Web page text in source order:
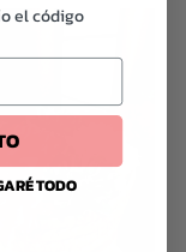
el código
TODO